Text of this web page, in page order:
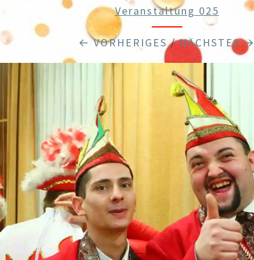
Veranstaltung 025
← VORHERIGES/NÄCHSTES →